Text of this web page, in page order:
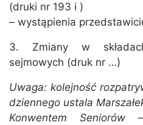
(druki nr 193 i )
– wystąpienia
3. Zmiany w
sejmowych (druk nr …)
Uwaga: kolejność
dziennego ustala
Konwentem Seniorów